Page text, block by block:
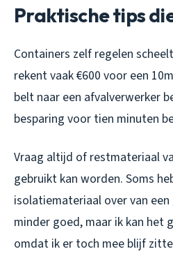
Praktische tips
Containers zelf regelen
rekent vaak €600 voor een
belt naar een afvalverwerker
besparing voor tien minuten
Vraag altijd of restmateriaal
gebruikt kan worden. Soms
isolatiemateriaal over van
minder goed, maar ik kan het
omdat ik er toch mee blijf